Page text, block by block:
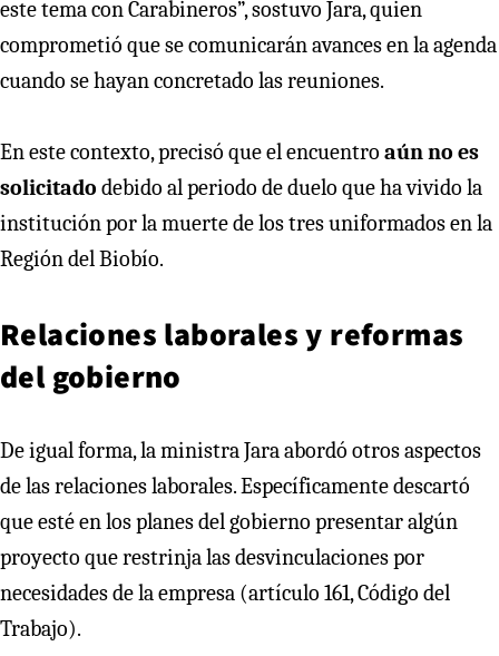
este tema con Carabineros”, sostuvo Jara, quien
comprometió que se comunicarán avances en la agenda
cuando se hayan concretado las reuniones.
En este contexto, precisó que el encuentro aún no es
solicitado debido al periodo de duelo que ha vivido la
institución por la muerte de los tres uniformados en la
Región del Biobío.
Relaciones laborales y reformas
del gobierno
De igual forma, la ministra Jara abordó otros aspectos
de las relaciones laborales. Específicamente descartó
que esté en los planes del gobierno presentar algún
proyecto que restrinja las desvinculaciones por
necesidades de la empresa (artículo 161, Código del
Trabajo).